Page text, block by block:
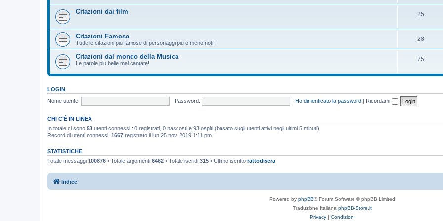
Citazioni dai film 25
Citazioni Famose
Tutte le citazioni piu famose di personaggi piu o meno noti!
28
Citazioni dal mondo della Musica
Le parole piu belle mai cantate!
75
LOGIN
Nome utente:
Password: Ho dimenticato la password | Ricordami
CHI C’È IN LINEA
In totale ci sono 93 utenti connessi : 0 registrati, 0 nascosti e 93 ospiti (basato sugli utenti attivi negli ultimi 5 minuti)
Record di utenti connessi: 1667 registrato il lun 25 nov, 2019 1:11 pm
STATISTICHE
Totale messaggi 100876 • Totale argomenti 6462 • Totale iscritti 315 • Ultimo iscritto rattodisera
Indice
Powered by phpBB® Forum Software © phpBB Limited
Traduzione Italiana phpBB-Store.it
Privacy | Condizioni